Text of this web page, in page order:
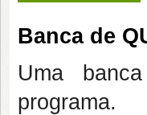
Banca de
Uma
programa.